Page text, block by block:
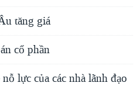
tăng giá
cổ phần
lực của các nhà lãnh đạo